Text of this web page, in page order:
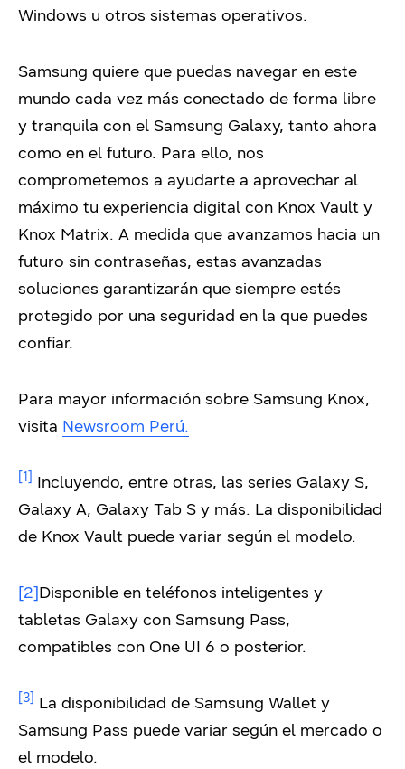
Windows u otros sistemas operativos.
Samsung quiere que puedas navegar en este
mundo cada vez más conectado de forma libre
y tranquila con el Samsung Galaxy, tanto ahora
como en el futuro. Para ello, nos
comprometemos a ayudarte a aprovechar al
máximo tu experiencia digital con Knox Vault y
Knox Matrix. A medida que avanzamos hacia un
futuro sin contraseñas, estas avanzadas
soluciones garantizarán que siempre estés
protegido por una seguridad en la que puedes
confiar.
Para mayor información sobre Samsung Knox,
visita Newsroom Perú.
[1] Incluyendo, entre otras, las series Galaxy S,
Galaxy A, Galaxy Tab S y más. La disponibilidad
de Knox Vault puede variar según el modelo.
[2]Disponible en teléfonos inteligentes y
tabletas Galaxy con Samsung Pass,
compatibles con One UI 6 o posterior.
[3] La disponibilidad de Samsung Wallet y
Samsung Pass puede variar según el mercado o
el modelo.